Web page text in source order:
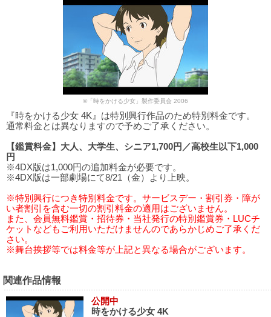
©「時をかける少女」製作委員会 2006
『時をかける少女 4K』は特別興行作品のため特別料金です。
通常料金とは異なりますので予めご了承ください。
【鑑賞料金】大人、大学生、シニア1,700円／高校生以下1,000
円
※4DX版は1,000円の追加料金が必要です。
※4DX版は一部劇場にて8/21（金）より上映。
※特別興行につき特別料金です。サービスデー・割引券・障が
い者割引を含む一切の割引料金の適用はございません。
また、会員無料鑑賞・招待券・当社発行の特別鑑賞券・LUCチ
ケットなどもご利用いただけませんのであらかじめご了承くだ
さい。
※舞台挨拶等では料金等が上記と異なる場合がございます。
関連作品情報
公開中
時をかける少女 4K